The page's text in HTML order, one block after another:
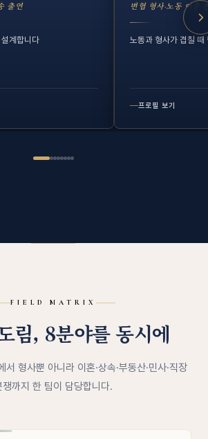
출연
계합니다
변협 형사·노동 이중
노동과 형사가 겹칠 때
프로필 보기
FIELD MATRIX
림, 8분야를 동시에
서 형사뿐 아니라 이혼·상속·부동산·민사·직장
쟁까지 한 팀이 담당합니다.